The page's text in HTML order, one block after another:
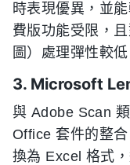
時表現優異，並
費版功能受限，
圖）處理彈性較低
3. Microsoft
與 Adobe Scan
Office 套件的整
換為 Excel 格式